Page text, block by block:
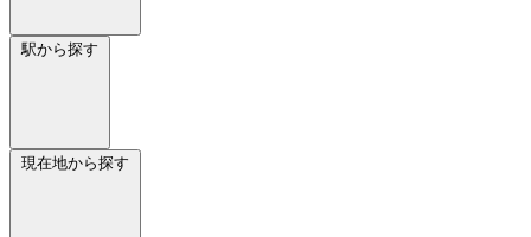
駅から探す
現在地から探す